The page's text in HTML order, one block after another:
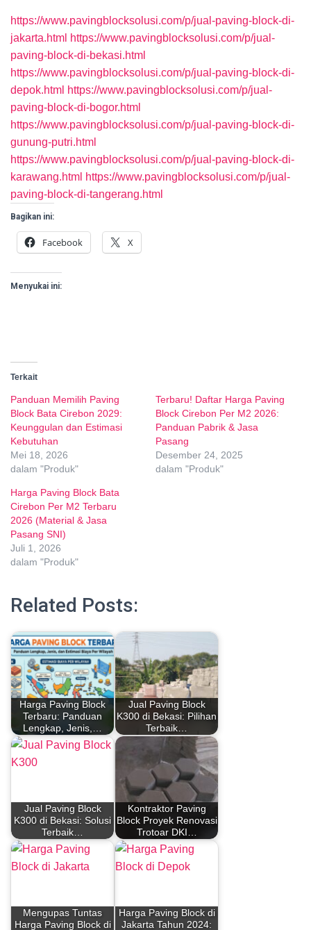
https://www.pavingblocksolusi.com/p/jual-paving-block-di-
jakarta.html https://www.pavingblocksolusi.com/p/jual-
paving-block-di-bekasi.html
https://www.pavingblocksolusi.com/p/jual-paving-block-di-
depok.html https://www.pavingblocksolusi.com/p/jual-
paving-block-di-bogor.html
https://www.pavingblocksolusi.com/p/jual-paving-block-di-
gunung-putri.html
https://www.pavingblocksolusi.com/p/jual-paving-block-di-
karawang.html https://www.pavingblocksolusi.com/p/jual-
paving-block-di-tangerang.html
Bagikan ini:
Facebook X
Menyukai ini:
Terkait
Panduan Memilih Paving
Block Bata Cirebon 2029:
Keunggulan dan Estimasi
Kebutuhan
Mei 18, 2026
dalam "Produk"
Terbaru! Daftar Harga Paving
Block Cirebon Per M2 2026:
Panduan Pabrik & Jasa
Pasang
Desember 24, 2025
dalam "Produk"
Harga Paving Block Bata
Cirebon Per M2 Terbaru
2026 (Material & Jasa
Pasang SNI)
Juli 1, 2026
dalam "Produk"
Related Posts:
Harga Paving Block
Terbaru: Panduan
Lengkap, Jenis,…
Jual Paving Block
K300 di Bekasi: Pilihan
Terbaik…
Jual Paving Block
K300 di Bekasi: Solusi
Terbaik…
Kontraktor Paving
Block Proyek Renovasi
Trotoar DKI…
Mengupas Tuntas
Harga Paving Block di
Harga Paving Block di
Jakarta Tahun 2024: